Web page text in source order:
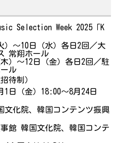
Selection Week 2025「K
）～10日（水）各日2回／大
常翔ホール
）～12日（金）各日2回／駐
ル
待制）
1日（金）18:00～8月24日
文化院、韓国コンテンツ振興
館 韓国文化院、韓国コンテ